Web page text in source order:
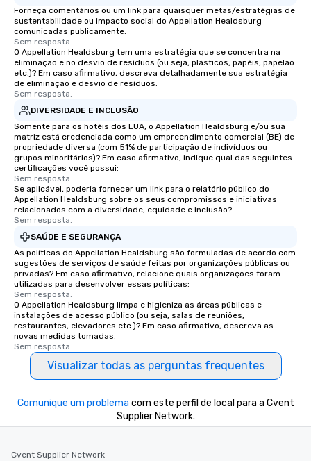
entertainment. All
knowledgeable,
offering engaging
fascinating stories.
Different Types of
experiences offer the
several renowned
discovered otherwise
at a typical corporate
cuisines and dishes.
selected dishes are
delight any palate. Tours Available
from Day to Night
group experience,
business hours or
after work, we can
needs. Go for as Long or as Short as
Forneça comentários ou um link para quaisquer metas/estratégias de
sustentabilidade ou impacto social do Appellation Healdsburg
comunicadas publicamente.
Sem resposta.
O Appellation Healdsburg tem uma estratégia que se concentra na
eliminação e no desvio de resíduos (ou seja, plásticos, papéis, papelão
etc.)? Em caso afirmativo, descreva detalhadamente sua estratégia
de eliminação e desvio de resíduos.
Sem resposta.
DIVERSIDADE E INCLUSÃO
Somente para os hotéis dos EUA, o Appellation Healdsburg e/ou sua
matriz está credenciada como um empreendimento comercial (BE) de
propriedade diversa (com 51% de participação de indivíduos ou
grupos minoritários)? Em caso afirmativo, indique qual das seguintes
certificações você possui:
Sem resposta.
Se aplicável, poderia fornecer um link para o relatório público do
Appellation Healdsburg sobre os seus compromissos e iniciativas
relacionados com a diversidade, equidade e inclusão?
Sem resposta.
SAÚDE E SEGURANÇA
As políticas do Appellation Healdsburg são formuladas de acordo com
sugestões de serviços de saúde feitas por organizações públicas ou
privadas? Em caso afirmativo, relacione quais organizações foram
utilizadas para desenvolver essas políticas:
Sem resposta.
O Appellation Healdsburg limpa e higieniza as áreas públicas e
instalações de acesso público (ou seja, salas de reuniões,
restaurantes, elevadores etc.)? Em caso afirmativo, descreva as
novas medidas tomadas.
Sem resposta.
Visualizar todas as perguntas frequentes
Comunique um problema com este perfil de local para a Cvent
Supplier Network.
Cvent Supplier Network